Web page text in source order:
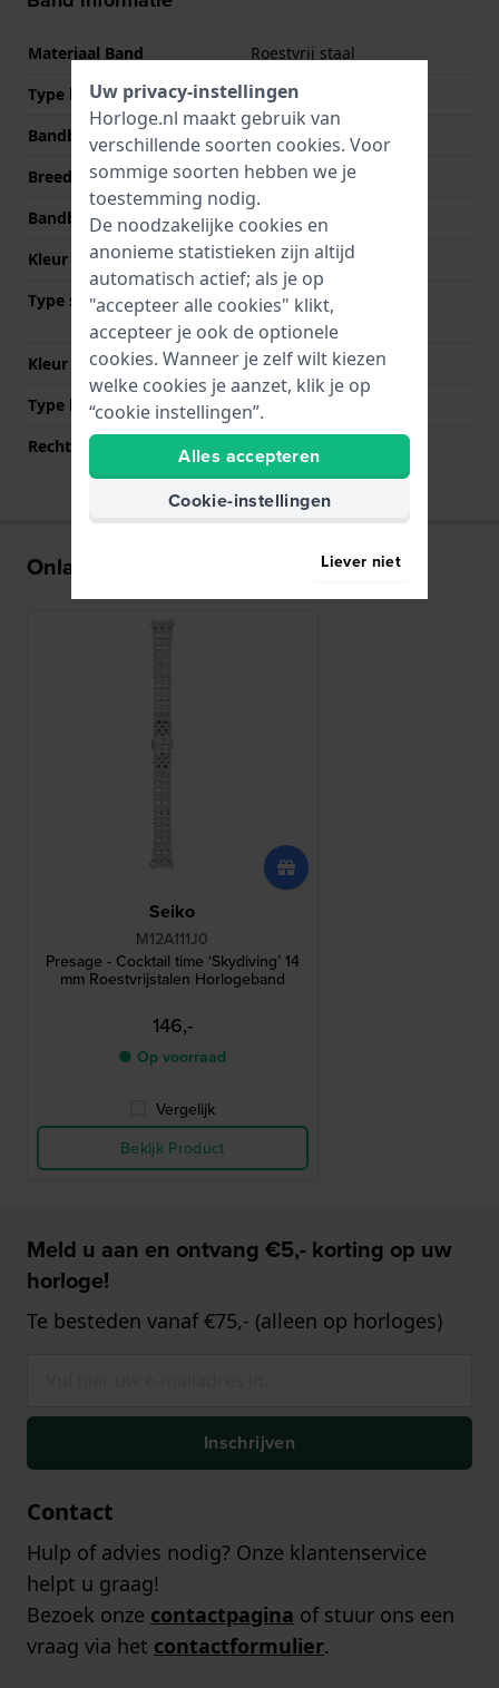
Materiaal Band
Roestvrij staal
Type band
Schakelband
Bandbreedte
Breedte bandaanzet
14 mm
Bandbreedte bij sluiting
12 mm
Kleur Band
Zilver
Type sluiting
Vlindersluiting met
drukknoppen
Kleur sluiting
Zilver
Type bevestiging
Bandpennen
Rechte bandaanzet
Nee
Onlangs bekeken
Seiko
M12A111J0
Presage - Cocktail time ‘Skydiving’ 14
mm Roestvrijstalen Horlogeband
146,-
● Op voorraad
Vergelijk
Bekijk Product
Meld u aan en ontvang €5,- korting op uw
horloge!
Te besteden vanaf €75,- (alleen op horloges)
Inschrijven
Contact
Hulp of advies nodig? Onze klantenservice
helpt u graag!
Bezoek onze contactpagina of stuur ons een
vraag via het contactformulier.
Uw privacy-instellingen
Horloge.nl maakt gebruik van
verschillende soorten cookies. Voor
sommige soorten hebben we je
toestemming nodig.
De noodzakelijke cookies en
anonieme statistieken zijn altijd
automatisch actief; als je op
"accepteer alle cookies" klikt,
accepteer je ook de optionele
cookies. Wanneer je zelf wilt kiezen
welke cookies je aanzet, klik je op
“cookie instellingen”.
Alles accepteren
Cookie-instellingen
Liever niet